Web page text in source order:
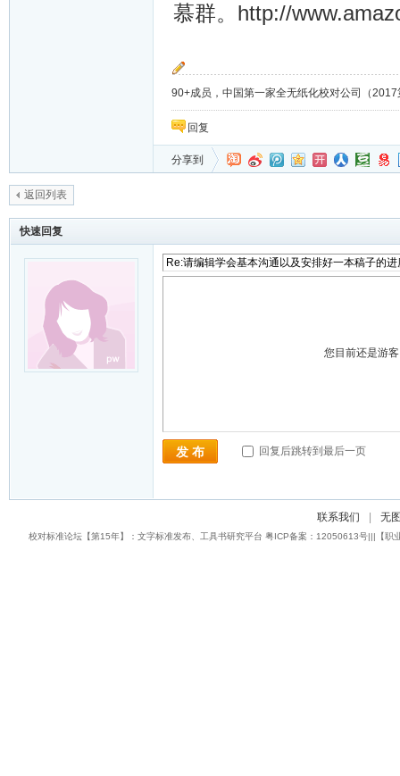
慕群。http://
90+成员，中国第一家全无纸化校对公司（
回复
分享到
返回列表
快速回复
您目前还是游
发 布 回复后跳转到最后一页
联系我们 无
校对标准论坛【第15年】：文字标准发布、工具书研究平台 粤ICP备案：12050613号|||【